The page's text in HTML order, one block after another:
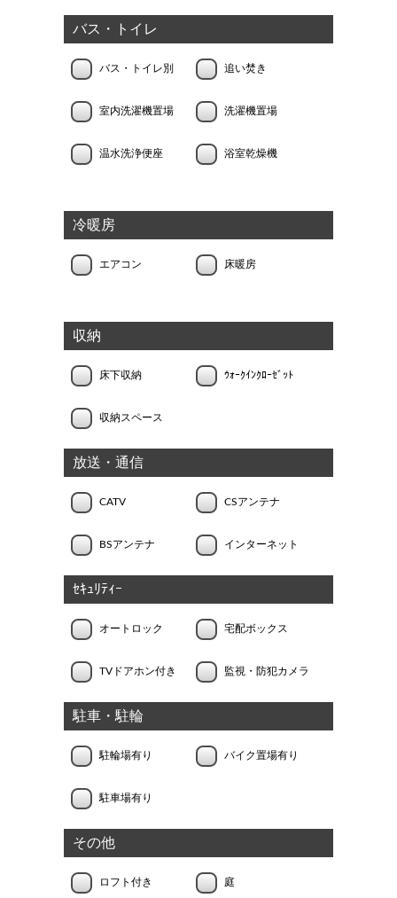
バス・トイレ
バス・トイレ別 追い焚き
室内洗濯機置場 洗濯機置場
温水洗浄便座 浴室乾燥機
冷暖房
エアコン 床暖房
収納
床下収納 ｳｫｰｸｲﾝｸﾛｰｾﾞｯﾄ
収納スペース
放送・通信
CATV CSアンテナ
BSアンテナ インターネット
ｾｷｭﾘﾃｨｰ
オートロック 宅配ボックス
TVドアホン付き 監視・防犯カメラ
駐車・駐輪
駐輪場有り バイク置場有り
駐車場有り
その他
ロフト付き 庭